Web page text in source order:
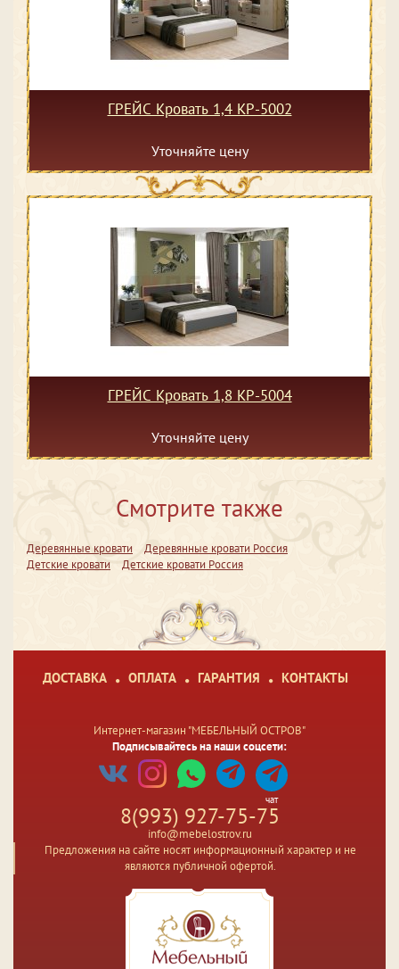
ГРЕЙС Кровать 1,4 КР-5002
Уточняйте цену
ГРЕЙС Кровать 1,8 КР-5004
Уточняйте цену
Смотрите также
Деревянные кровати
Деревянные кровати Россия
Детские кровати
Детские кровати Россия
ДОСТАВКА ОПЛАТА ГАРАНТИЯ КОНТАКТЫ
Интернет-магазин "МЕБЕЛЬНЫЙ ОСТРОВ"
Подписывайтесь на наши соцсети:
чат
8(993) 927-75-75
info@mebelostrov.ru
Предложения на сайте носят информационный характер и не
являются публичной офертой.